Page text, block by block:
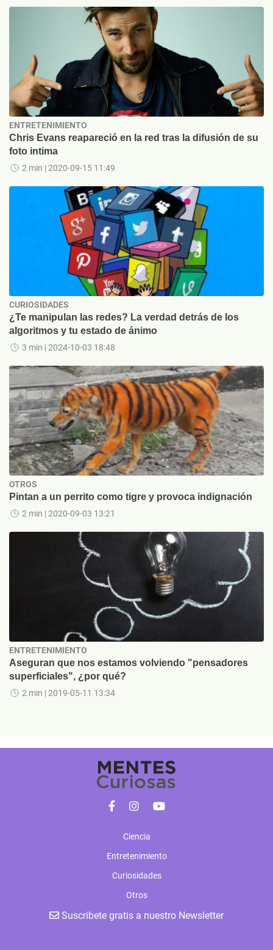
ENTRETENIMIENTO
Chris Evans reapareció en la red tras la difusión de su
foto intima
2 min | 2020-09-15 11:49
CURIOSIDADES
¿Te manipulan las redes? La verdad detrás de los
algoritmos y tu estado de ánimo
3 min | 2024-10-03 18:48
OTROS
Pintan a un perrito como tigre y provoca indignación
2 min | 2020-09-03 13:21
ENTRETENIMIENTO
Aseguran que nos estamos volviendo "pensadores
superficiales", ¿por qué?
2 min | 2019-05-11 13:34
Ciencia
Entretenimiento
Curiosidades
Otros
Suscribete gratis a nuestro Newsletter